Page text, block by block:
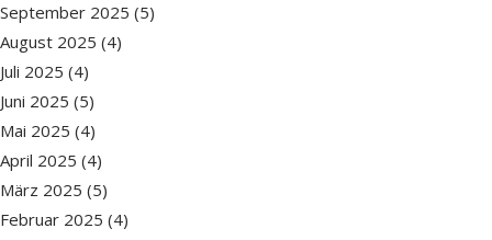
September 2025 (5)
August 2025 (4)
Juli 2025 (4)
Juni 2025 (5)
Mai 2025 (4)
April 2025 (4)
März 2025 (5)
Februar 2025 (4)